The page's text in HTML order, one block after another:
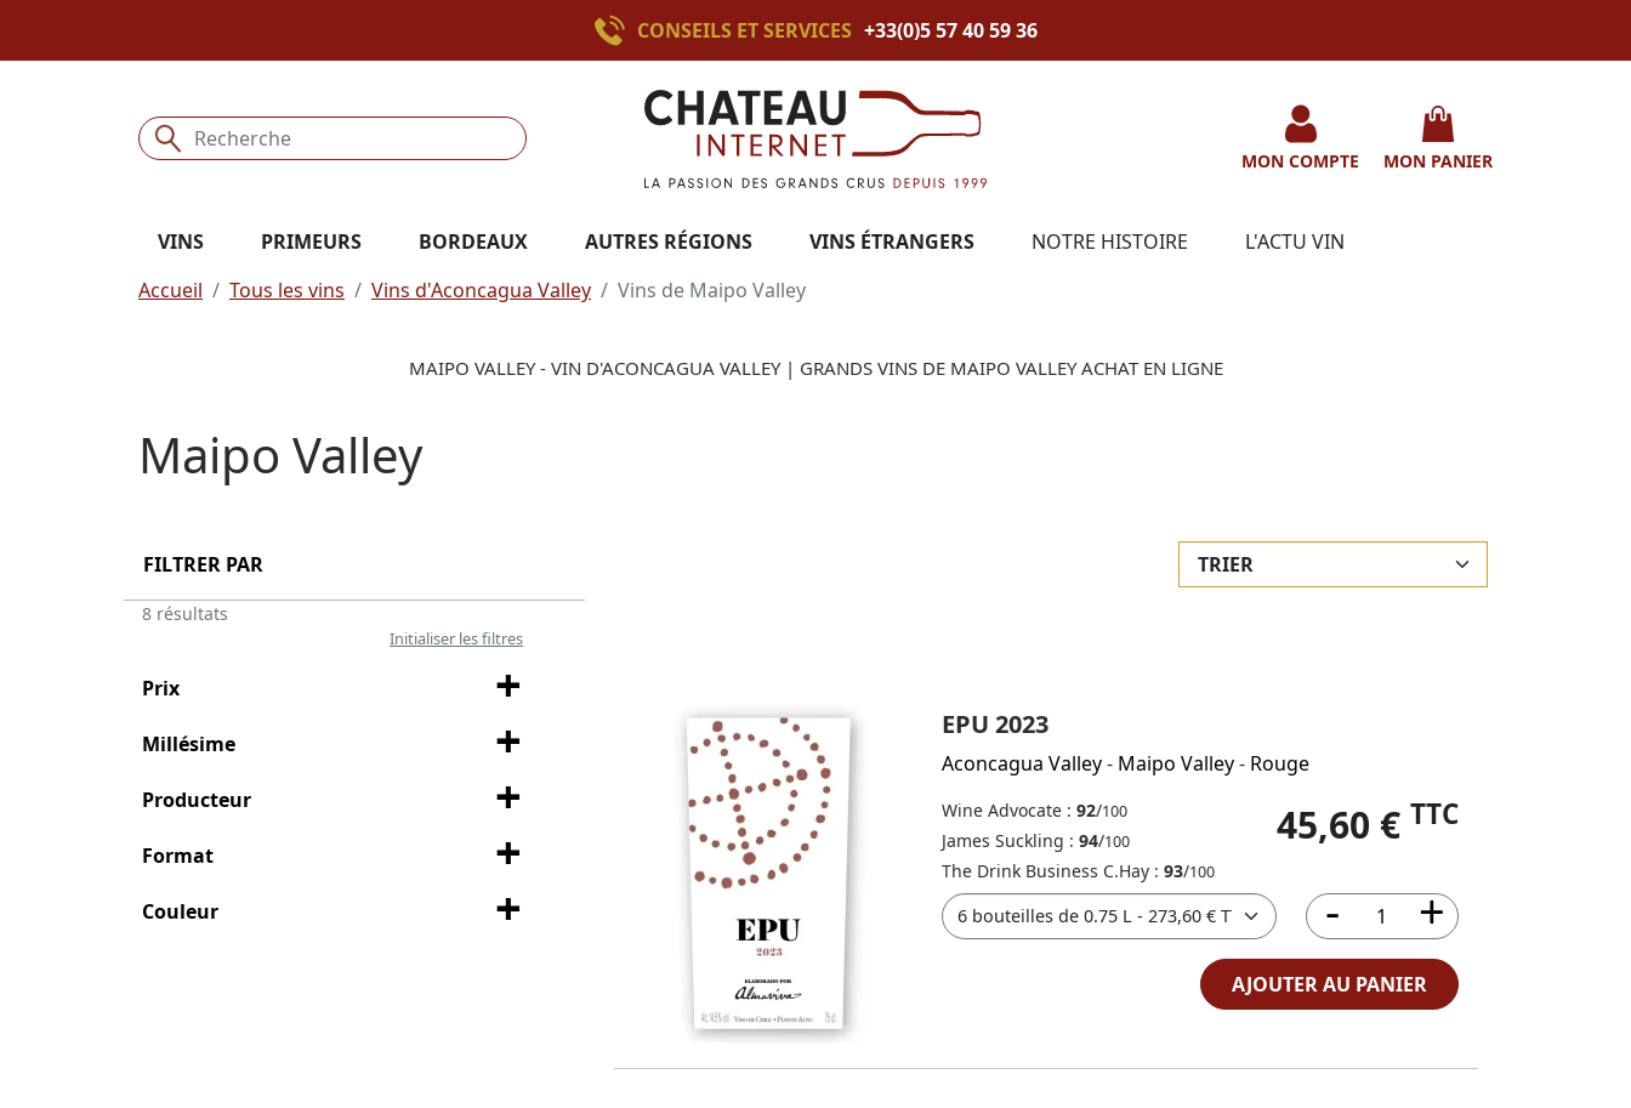
CONSEILS ET SERVICES +33(0)5 57 40 59 36
MON COMPTE MON PANIER
VINS PRIMEURS BORDEAUX AUTRES RÉGIONS VINS ÉTRANGERS NOTRE HISTOIRE
L'ACTU VIN
Accueil
Tous les vins Vins d'Aconcagua Valley Vins de Maipo Valley
MAIPO VALLEY - VIN D'ACONCAGUA VALLEY | GRANDS VINS DE MAIPO VALLEY ACHAT EN LIGNE
Maipo Valley
FILTRER PAR
8 résultats
Initialiser les filtres
Prix
Millésime
Producteur
Format
Couleur
EPU 2023
Aconcagua Valley- Maipo Valley- Rouge
Wine Advocate : 92/100
James Suckling : 94/100
The Drink Business C.Hay : 93/100
45,60 € TTC
AJOUTER AU PANIER